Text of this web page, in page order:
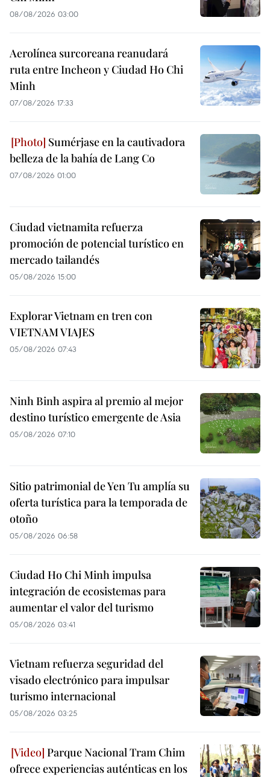
08/08/2026 03:00
Aerolínea surcoreana reanudará
ruta entre Incheon y Ciudad Ho Chi
Minh
07/08/2026 17:33
Sumérjase en la cautivadora
belleza de la bahía de Lang Co
07/08/2026 01:00
Ciudad vietnamita refuerza
promoción de potencial turístico en
mercado tailandés
05/08/2026 15:00
Explorar Vietnam en tren con
VIETNAM VIAJES
05/08/2026 07:43
Ninh Binh aspira al premio al mejor
destino turístico emergente de Asia
05/08/2026 07:10
Sitio patrimonial de Yen Tu amplía su
oferta turística para la temporada de
otoño
05/08/2026 06:58
Ciudad Ho Chi Minh impulsa
integración de ecosistemas para
aumentar el valor del turismo
05/08/2026 03:41
Vietnam refuerza seguridad del
visado electrónico para impulsar
turismo internacional
05/08/2026 03:25
Parque Nacional Tram Chim
ofrece experiencias auténticas en los